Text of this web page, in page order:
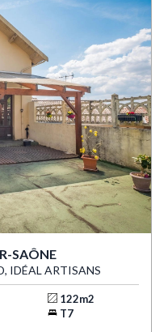
SAÔNE
IDÉAL ARTISANS
122m2
T7